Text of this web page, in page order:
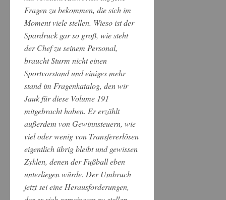
Fragen zu bekommen, die sich im
Moment viele stellen. Wieso ist der
Spardruck gar so groß, wie steht
der Chef zu seinem Personal,
braucht Sturm nicht einen
Sportvorstand und einiges mehr
stand im Fragenkatalog, den wir
Jauk für diese Volume 191
mitgebracht haben. Er erzählt
außerdem von Gewinnsteuern, wie
viel oder wenig von Transfererlösen
eigentlich übrig bleibt und gewissen
Zyklen, denen der Fußball eben
unterliegen würde. Der Umbruch
jetzt sei eine Herausforderungen,